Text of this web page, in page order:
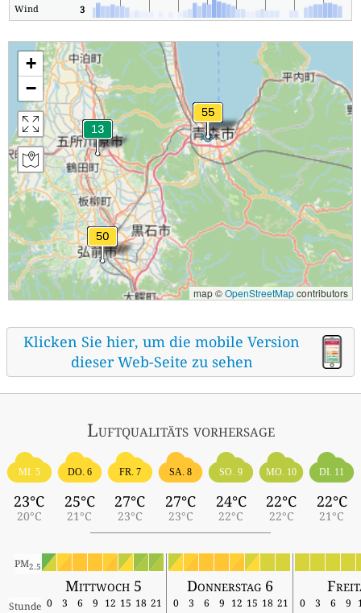
Wind
3
+
−
map ©OpenStreetMapcontributors
Klicken Sie hier, um die mobile Version
dieser Web-Seite zu sehen
Luftqualitäts vorhersage
MI. 5
23°C
20°C
DO. 6
25°C
21°C
FR. 7
27°C
23°C
SA. 8
27°C
23°C
SO. 9
24°C
22°C
MO. 10
22°C
22°C
DI. 11
22°C
21°C
PM2.5
Mittwoch 5 Donnerstag 6
Stunde 0 3 6 9 12 15 18 21 0 3 6 9 12 15 18 21 0 3 6 9